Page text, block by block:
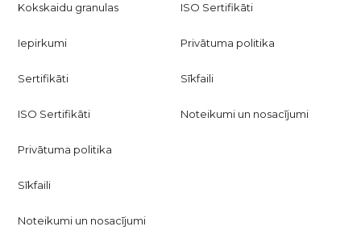
Kokskaidu granulas
Iepirkumi
Sertifikāti
ISO Sertifikāti
Privātuma politika
Sīkfaili
Noteikumi un nosacījumi
ISO Sertifikāti
Privātuma politika
Sīkfaili
Noteikumi un nosacījumi